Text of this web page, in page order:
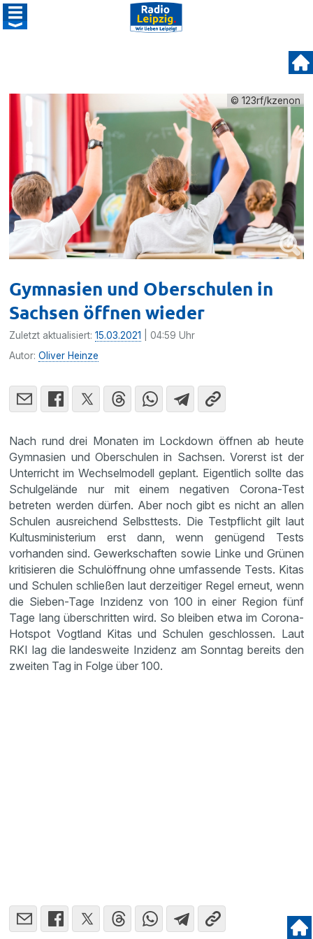
© 123rf/kzenon
Gymnasien und Oberschulen in
Sachsen öffnen wieder
Zuletzt aktualisiert:15.03.2021
| 04:59 Uhr
Autor:Oliver Heinze
Nach rund drei Monaten im Lockdown öffnen ab heute
Gymnasien und Oberschulen in Sachsen. Vorerst ist der
Unterricht im Wechselmodell geplant. Eigentlich sollte das
Schulgelände nur mit einem negativen Corona-Test
betreten werden dürfen. Aber noch gibt es nicht an allen
Schulen ausreichend Selbsttests. Die Testpflicht gilt laut
Kultusministerium erst dann, wenn genügend Tests
vorhanden sind. Gewerkschaften sowie Linke und Grünen
kritisieren die Schulöffnung ohne umfassende Tests. Kitas
und Schulen schließen laut derzeitiger Regel erneut, wenn
die Sieben-Tage Inzidenz von 100 in einer Region fünf
Tage lang überschritten wird. So bleiben etwa im Corona-
Hotspot Vogtland Kitas und Schulen geschlossen. Laut
RKI lag die landesweite Inzidenz am Sonntag bereits den
zweiten Tag in Folge über 100.